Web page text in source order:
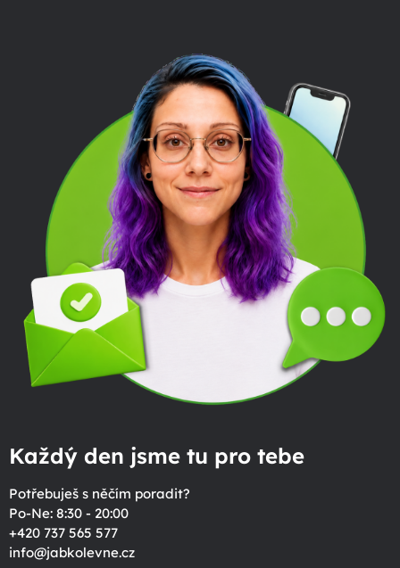
Každý den jsme tu pro tebe
Potřebuješ s něčím poradit?
Po-Ne: 8:30 - 20:00
+420 737 565 577
info@jabkolevne.cz